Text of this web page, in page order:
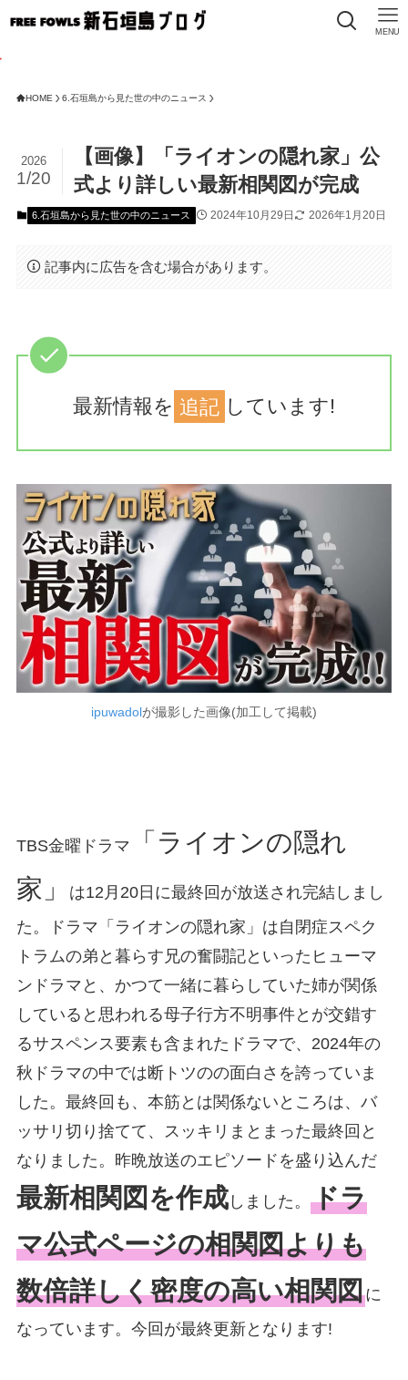
MENU
HOME 6.石垣島から見た世の中のニュース
【画像】「ライオンの隠れ家」公
式より詳しい最新相関図が完成
2026
1/20
6.石垣島から見た世の中のニュース 2024年10月29日 2026年1月20日
記事内に広告を含む場合があります。
最新情報を 追記 しています!
ipuwadolが撮影した画像(加工して掲載)
TBS金曜ドラマ
「ライオンの隠れ
家」
は12月20日に最終回が放送され完結しまし
た。ドラマ「ライオンの隠れ家」は自閉症スペク
トラムの弟と暮らす兄の奮闘記といったヒューマ
ンドラマと、かつて一緒に暮らしていた姉が関係
していると思われる母子行方不明事件とが交錯す
るサスペンス要素も含まれたドラマで、2024年の
秋ドラマの中では断トツのの面白さを誇っていま
した。最終回も、本筋とは関係ないところは、バ
ッサリ切り捨てて、スッキリまとまった最終回と
なりました。昨晩放送のエピソードを盛り込んだ
最新相関図を作成しました。 ドラ
マ公式ページの相関図よりも
数倍詳しく密度の高い相関図に
なっています。今回が最終更新となります!